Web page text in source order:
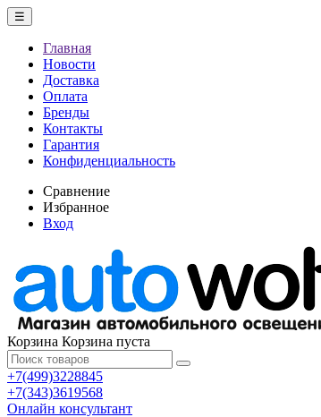
☰
Главная
Новости
Доставка
Оплата
Бренды
Контакты
Гарантия
Конфиденциальность
Сравнение
Избранное
Вход
Корзина Корзина пуста
+7(499)3228845
+7(343)3619568
Онлайн консультант